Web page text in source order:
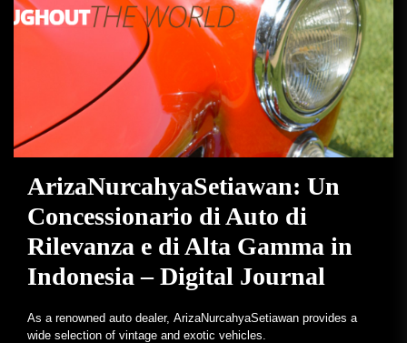
ArizaNurcahyaSetiawan: Un
Concessionario di Auto di
Rilevanza e di Alta Gamma in
Indonesia – Digital Journal
As a renowned auto dealer, ArizaNurcahyaSetiawan provides a
wide selection of vintage and exotic vehicles.